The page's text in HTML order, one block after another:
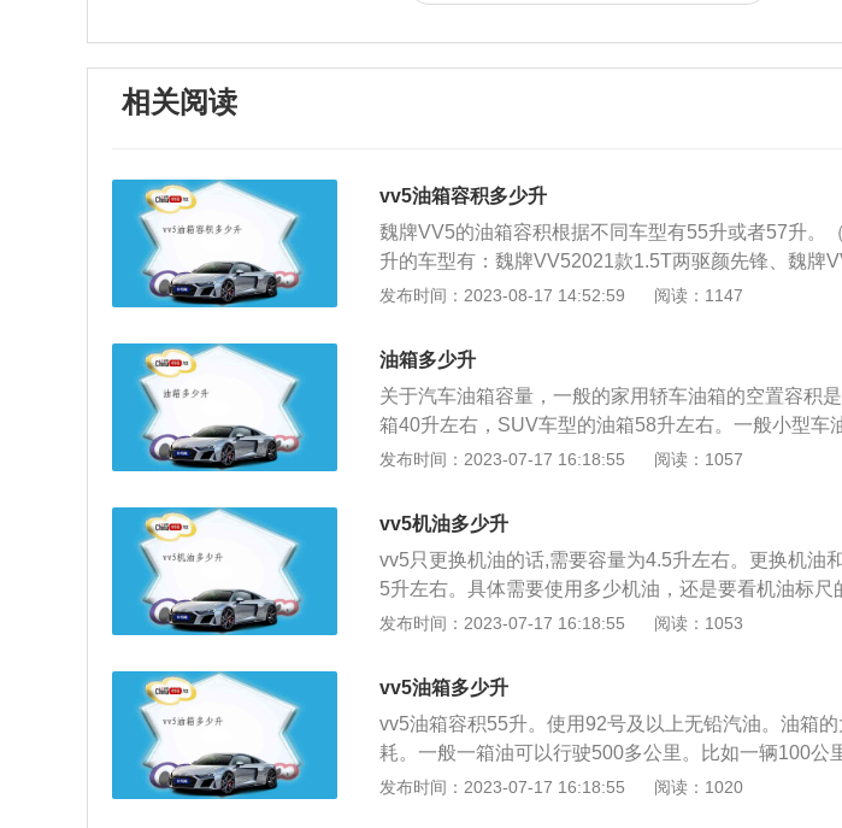
相关阅读
vv5油箱容积多少升
魏牌VV5的油箱容积根据不同车型有55升或者57升。
升的车型有：魏牌VV52021款1.5T两驱颜先锋、魏牌
锋、魏牌VV52021款1.5T两驱智先锋；57升的车型有
19款2.0T两驱终结版。油箱在液压系统中除了储油外
的气泡、沉淀杂质等作用。油箱中安装有很多辅件，
清器以及液位计等。以魏牌VV52021款1.5T两驱颜先
mm，宽度为1857mm，高度为1638mm，搭配1.5T涡
171马力，最大功率为126kw，最大扭矩为287牛米，
发布时间：2023-08-17 14:52:59 阅读：1147
油箱多少升
关于汽车油箱容量，一般的家用轿车油箱的空置容积
箱40升左右，SUV车型的油箱58升左右。一般小型车
油箱容量55-75升左右。加满一油箱后一般都可以行驶
400~600公里，车轻，排量小的车，油箱容和相应小
箱容积自然要大一些，但是满箱油的最大行程大多都
计算单位:国际标准都是用L(升)为汽车油箱容量的计算
车油箱容量有相应的标准。在我国规定汽车油箱容量
根据实际情况而定实际的容量一般都大于标称容量，
家也没有相应汽车油箱容量规定。
发布时间：2023-07-17 16:18:55 阅读：1057
vv5机油多少升
vv5只更换机油的话,需要容量为4.5升左右。更换机油
5升左右。具体需要使用多少机油，还是要看机油标尺
常运转，延长发动机的寿命，被称为发动机的血液。
生摩擦，让机件运转顺畅。2.清洁分散：好机油可以
件表面赃物，把发动机内的一些微小的金属碎屑吸附
壳。3.冷却降温：发动机运转时产生高温，当机油到
量，然后将热量带走，辅助机件散热。4.密封防漏：
膜的方法形成密封圈，防止燃烧后的废气窜入曲轴箱
发布时间：2023-07-17 16:18:55 阅读：1053
vv5油箱多少升
vv5油箱容积55升。使用92号及以上无铅汽油。油箱
耗。一般一箱油可以行驶500多公里。比如一辆100公
是60升。车主根据车上油表的警示灯来判断油箱的容
发布时间：2023-07-17 16:18:55 阅读：1020